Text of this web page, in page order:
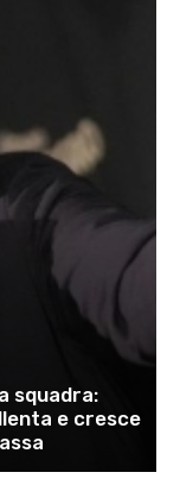
squadra:
e cresce